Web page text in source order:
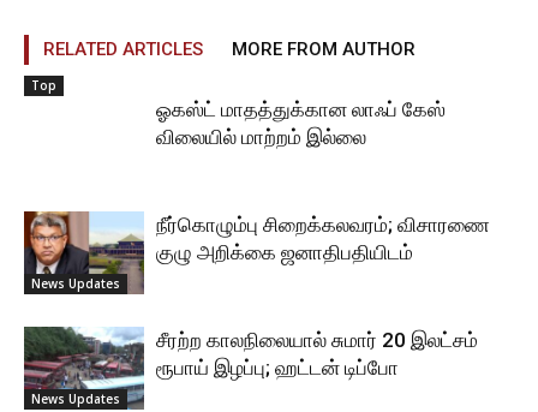
RELATED ARTICLES MORE FROM AUTHOR
Top
ஓகஸ்ட் மாதத்துக்கான லாஃப் கேஸ்
விலையில் மாற்றம் இல்லை
News Updates
நீர்கொழும்பு சிறைக்கலவரம்; விசாரணை
குழு அறிக்கை ஜனாதிபதியிடம்
News Updates
சீரற்ற காலநிலையால் சுமார் 20 இலட்சம்
ரூபாய் இழப்பு; ஹட்டன் டிப்போ